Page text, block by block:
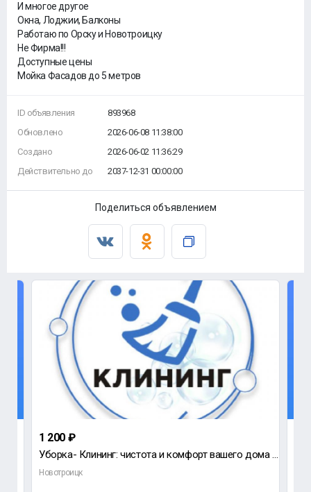
И многое другое
Окна, Лоджии, Балконы
Работаю по Орску и Новотроицку
Не Фирма!!!
Доступные цены
Мойка Фасадов до 5 метров
ID объявления
Обновлено
Создано
Действительно до
893968
2026-06-08 11:38:00
2026-06-02 11:36:29
2037-12-31 00:00:00
Поделиться объявлением
1 200 ₽
Уборка- Клининг: чистота и комфорт вашего дома Устали тратить драгоценные выходные на уборку? • Ком
Новотроицк